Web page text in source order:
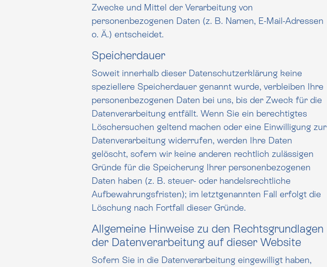
Zwecke und Mittel der Verarbeitung von
personenbezogenen Daten (z. B. Namen, E-Mail-Adressen
o. Ä.) entscheidet.
Speicherdauer
Soweit innerhalb dieser Datenschutzerklärung keine
speziellere Speicherdauer genannt wurde, verbleiben Ihre
personenbezogenen Daten bei uns, bis der Zweck für die
Datenverarbeitung entfällt. Wenn Sie ein berechtigtes
Löschersuchen geltend machen oder eine Einwilligung zur
Datenverarbeitung widerrufen, werden Ihre Daten
gelöscht, sofern wir keine anderen rechtlich zulässigen
Gründe für die Speicherung Ihrer personenbezogenen
Daten haben (z. B. steuer- oder handelsrechtliche
Aufbewahrungsfristen); im letztgenannten Fall erfolgt die
Löschung nach Fortfall dieser Gründe.
Allgemeine Hinweise zu den Rechtsgrundlagen
der Datenverarbeitung auf dieser Website
Sofern Sie in die Datenverarbeitung eingewilligt haben,